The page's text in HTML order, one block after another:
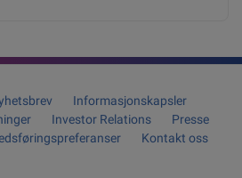
Informasjonskapsler
Investor Relations
Presse
Kontakt oss